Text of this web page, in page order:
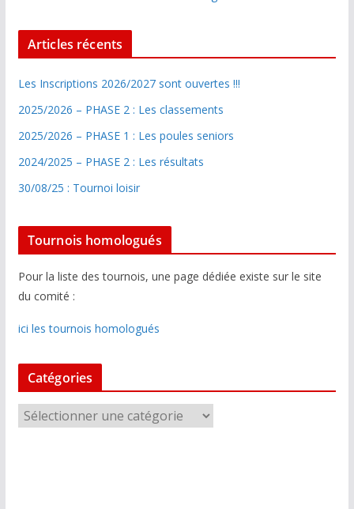
Articles récents
Les Inscriptions 2026/2027 sont ouvertes !!!
2025/2026 – PHASE 2 : Les classements
2025/2026 – PHASE 1 : Les poules seniors
2024/2025 – PHASE 2 : Les résultats
30/08/25 : Tournoi loisir
Tournois homologués
Pour la liste des tournois, une page dédiée existe sur le site
du comité :
ici les tournois homologués
Catégories
a